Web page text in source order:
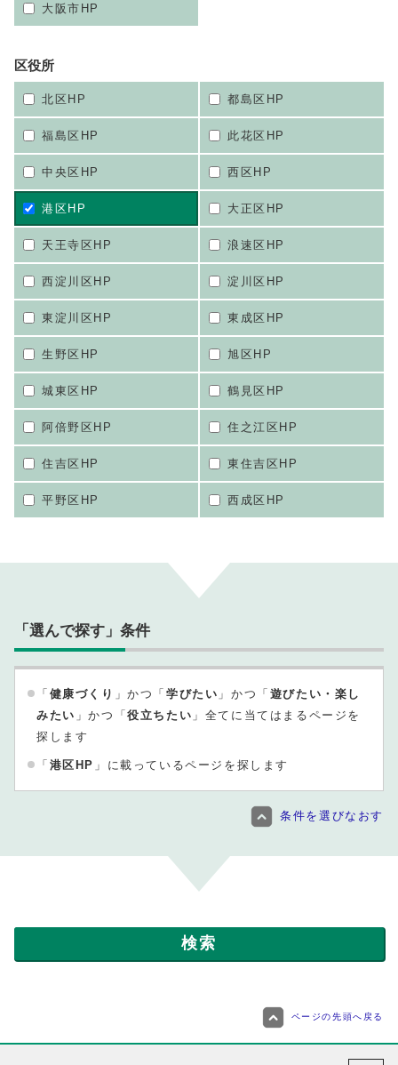
大阪市HP
区役所
北区HP 都島区HP
福島区HP 此花区HP
中央区HP 西区HP
港区HP 大正区HP
天王寺区HP 浪速区HP
西淀川区HP 淀川区HP
東淀川区HP 東成区HP
生野区HP 旭区HP
城東区HP 鶴見区HP
阿倍野区HP 住之江区HP
住吉区HP 東住吉区HP
平野区HP 西成区HP
「選んで探す」条件
「 健康づくり 」かつ「学びたい 」かつ「 遊びたい・楽し
みたい 」かつ「役立ちたい 」全てに当てはまるページを
探します
「 港区HP 」に載っているページを探します
条件を選びなおす
ページの先頭へ戻る